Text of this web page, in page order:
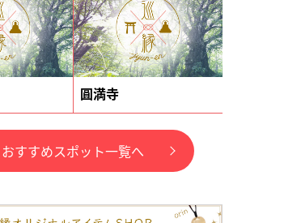
圓満寺
おすすめスポット一覧へ